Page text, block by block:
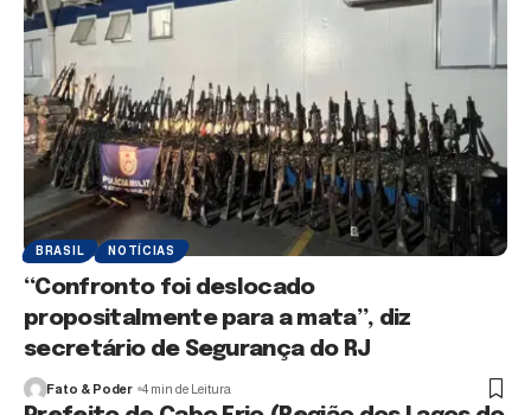
BRASIL NOTÍCIAS
“Confronto foi deslocado
propositalmente para a mata”, diz
secretário de Segurança do RJ
Fato & Poder 4 min de Leitura